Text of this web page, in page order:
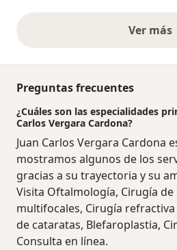
Ver más
Preguntas frecuentes
¿Cuáles son las especialidades
Carlos Vergara Cardona?
Juan Carlos Vergara Cardona
mostramos algunos de los
gracias a su trayectoria y su
Visita Oftalmología, Cirugía
multifocales, Cirugía
de cataratas, Blefaroplastia,
Consulta en línea.